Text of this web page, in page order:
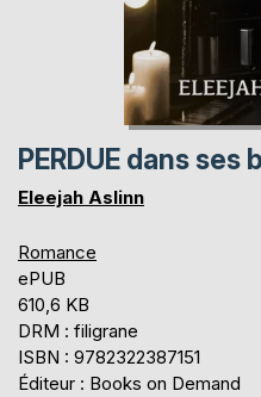
PERDUE dans ses
Eleejah Aslinn
Romance
ePUB
610,6 KB
DRM : filigrane
ISBN : 9782322387151
Éditeur : Books on Demand